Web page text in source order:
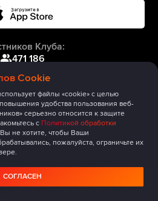
Cookie
файлы «cookie» с целью
удобства пользования веб-
серьезно относится к защите
с Политикой обработки
не хотите, чтобы Ваши
пожалуйста, ограничьте их
СОГЛАСЕН
Клуба:
471 186